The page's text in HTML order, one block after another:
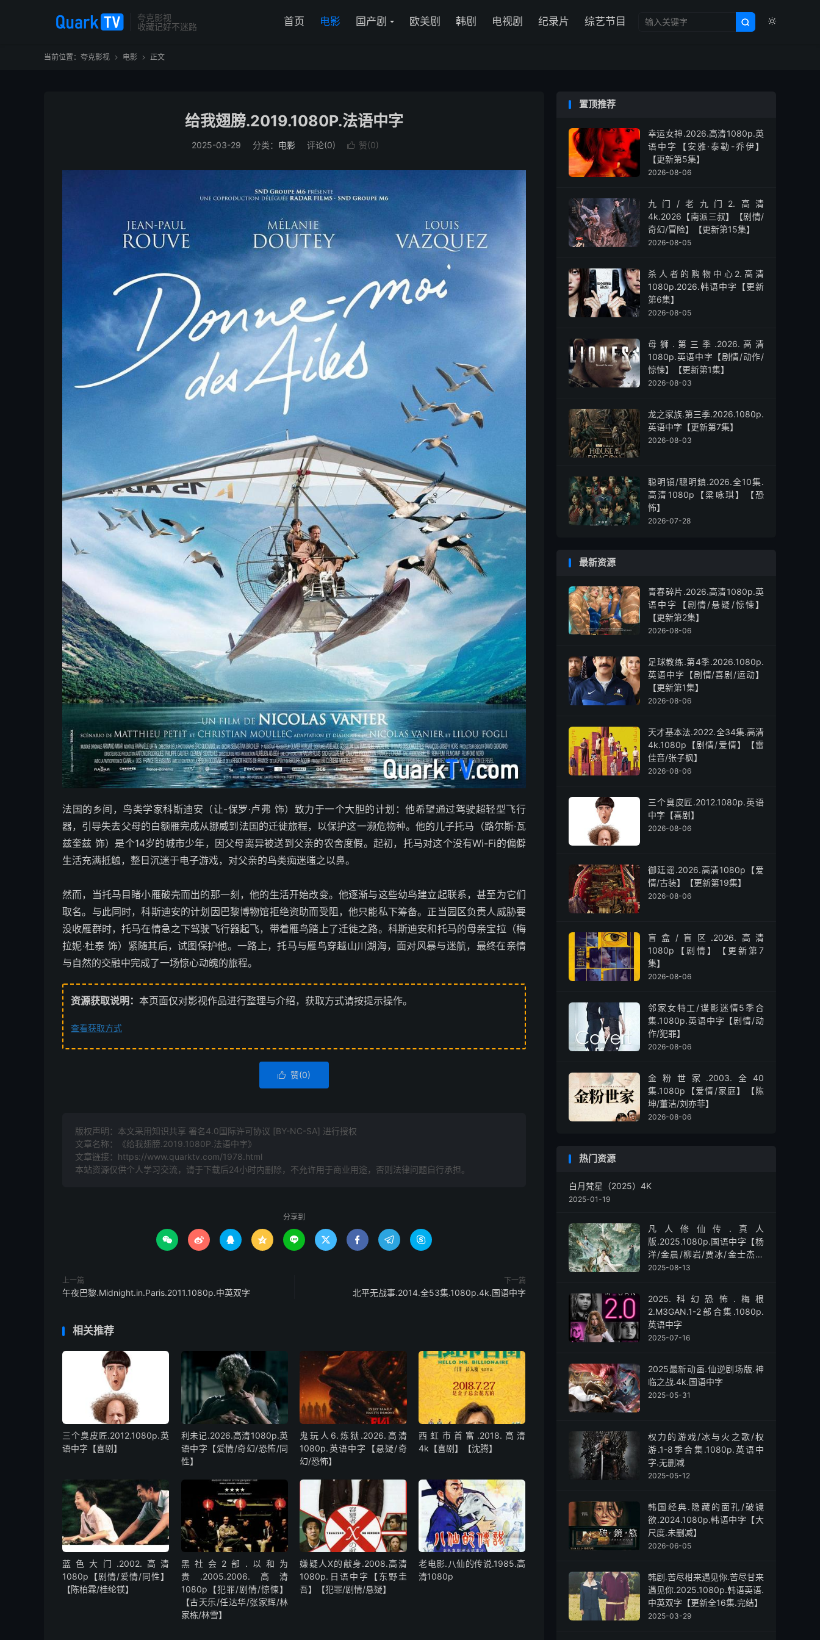
夸克影视
收藏记好不迷路


首页 电影 国产剧 欧美剧 韩剧 电视剧 纪录片 综艺节目
当前位置： 夸克影视  电影  正文
给我翅膀.2019.1080P.法语中字
2025-03-29 分类： 电影 评论(0)  赞(0)
法国的乡间，鸟类学家科斯迪安（让-保罗·卢弗 饰）致力于一个大胆的计划：他希望通过驾驶超轻型飞行
器，引导失去父母的白额雁完成从挪威到法国的迁徙旅程，以保护这一濒危物种。他的儿子托马（路尔斯·瓦
兹奎兹 饰）是个14岁的城市少年，因父母离异被送到父亲的农舍度假。起初，托马对这个没有Wi-Fi的偏僻
生活充满抵触，整日沉迷于电子游戏，对父亲的鸟类痴迷嗤之以鼻。
然而，当托马目睹小雁破壳而出的那一刻，他的生活开始改变。他逐渐与这些幼鸟建立起联系，甚至为它们
取名。与此同时，科斯迪安的计划因巴黎博物馆拒绝资助而受阻，他只能私下筹备。正当园区负责人威胁要
没收雁群时，托马在情急之下驾驶飞行器起飞，带着雁鸟踏上了迁徙之路。科斯迪安和托马的母亲宝拉（梅
拉妮·杜泰 饰）紧随其后，试图保护他。一路上，托马与雁鸟穿越山川湖海，面对风暴与迷航，最终在亲情
与自然的交融中完成了一场惊心动魄的旅程。
资源获取说明： 本页面仅对影视作品进行整理与介绍，获取方式请按提示操作。
查看获取方式
 赞(0)
版权声明：本文采用知识共享 署名4.0国际许可协议 [BY-NC-SA] 进行授权
文章名称：《给我翅膀.2019.1080P.法语中字》
文章链接： https://www.quarktv.com/1978.html
本站资源仅供个人学习交流，请于下载后24小时内删除，不允许用于商业用途，否则法律问题自行承担。
分享到
        
上一篇
午夜巴黎.Midnight.in.Paris.2011.1080p.中英双字
下一篇
北平无战事.2014.全53集.1080p.4k.国语中字
相关推荐
三个臭皮匠.2012.1080p.英
语中字【喜剧】
利未记.2026.高清1080p.英
语中字【爱情/奇幻/恐怖/同
性】
鬼玩人6.炼狱.2026.高清
1080p.英语中字【悬疑/奇
幻/恐怖】
西虹市首富.2018.高清
4k【喜剧】【沈腾】
蓝色大门.2002.高清
1080p【剧情/爱情/同性】
【陈柏霖/桂纶镁】
黑社会2部.以和为
贵.2005.2006.高清
1080p【犯罪/剧情/惊悚】
【古天乐/任达华/张家辉/林
家栋/林雪】
嫌疑人X的献身.2008.高清
1080p.日语中字【东野圭
吾】【犯罪/剧情/悬疑】
老电影.八仙的传说.1985.高
清1080p
置顶推荐
幸运女神.2026.高清1080p.英
语中字【安雅·泰勒-乔伊】
【更新第5集】
2026-08-06
九门/老九门2.高清
4k.2026【南派三叔】【剧情/
奇幻/冒险】【更新第15集】
2026-08-05
杀人者的购物中心2.高清
1080p.2026.韩语中字【更新
第6集】
2026-08-05
母狮.第三季.2026.高清
1080p.英语中字【剧情/动作/
惊悚】【更新第1集】
2026-08-03
龙之家族.第三季.2026.1080p.
英语中字【更新第7集】
2026-08-03
聪明镇/聰明鎮.2026.全10集.
高清1080p【梁咏琪】【恐
怖】
2026-07-28
最新资源
青春碎片.2026.高清1080p.英
语中字【剧情/悬疑/惊悚】
【更新第2集】
2026-08-06
足球教练.第4季.2026.1080p.
英语中字【剧情/喜剧/运动】
【更新第1集】
2026-08-06
天才基本法.2022.全34集.高清
4k.1080p【剧情/爱情】【雷
佳音/张子枫】
2026-08-06
三个臭皮匠.2012.1080p.英语
中字【喜剧】
2026-08-06
御廷谣.2026.高清1080p【爱
情/古装】【更新第19集】
2026-08-06
盲盒/盲区.2026.高清
1080p【剧情】【更新第7
集】
2026-08-06
邻家女特工/谍影迷情5季合
集.1080p.英语中字【剧情/动
作/犯罪】
2026-08-06
金粉世家.2003.全40
集.1080p【爱情/家庭】【陈
坤/董洁/刘亦菲】
2026-08-06
热门资源
白月梵星（2025）4K
2025-01-19
凡人修仙传.真人
版.2025.1080p.国语中字【杨
洋/金晨/柳岩/贾冰/金士杰】
【全30集】
2025-08-13
2025.科幻恐怖.梅根
2.M3GAN.1-2部合集.1080p.
英语中字
2025-07-16
2025最新动画.仙逆剧场版.神
临之战.4k.国语中字
2025-05-31
权力的游戏/冰与火之歌/权
游.1-8季合集.1080p.英语中
字.无删减
2025-05-12
韩国经典.隐藏的面孔/破镜
欲.2024.1080p.韩语中字【大
尺度.未删减】
2026-06-05
韩剧.苦尽柑来遇见你.苦尽甘来
遇见你.2025.1080p.韩语英语.
中英双字【更新全16集.完结】
2025-03-29